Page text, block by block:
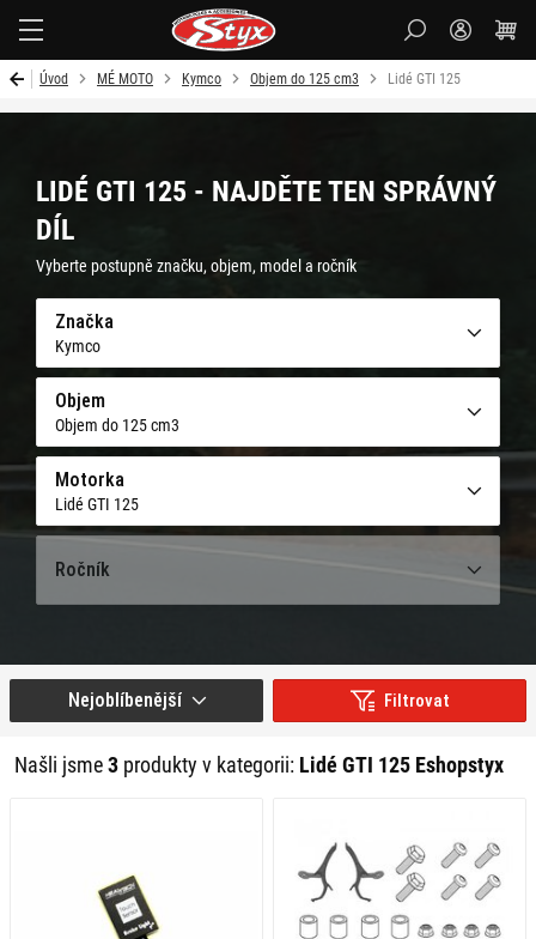
Úvod MÉ MOTO Kymco Objem do 125 cm3 Lidé GTI 125
LIDÉ GTI 125 - NAJDĚTE TEN SPRÁVNÝ
DÍL
Vyberte postupně značku, objem, model a ročník
Značka
Kymco
Objem
Objem do 125 cm3
Motorka
Lidé GTI 125
Ročník
Filtrovat
Našli jsme3 produkty v kategorii: Lidé GTI 125 Eshopstyx
Nejoblíbenější